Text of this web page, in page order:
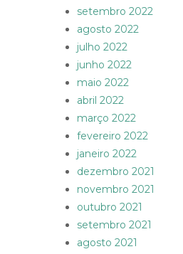
setembro 2022
agosto 2022
julho 2022
junho 2022
maio 2022
abril 2022
março 2022
fevereiro 2022
janeiro 2022
dezembro 2021
novembro 2021
outubro 2021
setembro 2021
agosto 2021